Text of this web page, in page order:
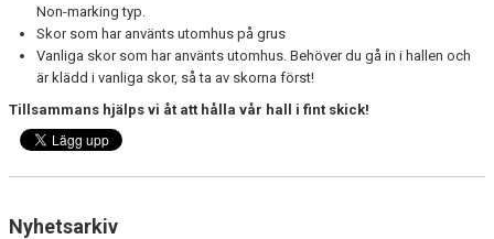
ANMÄLAN TENNISSKOLA HT26/VT27
TRYGG TENNIS
Non-marking typ.
Skor som har använts utomhus på grus
Vanliga skor som har använts utomhus. Behöver du gå in i hallen och
är klädd i vanliga skor, så ta av skorna först!
Tillsammans hjälps vi åt att hålla vår hall i fint skick!
Nyhetsarkiv